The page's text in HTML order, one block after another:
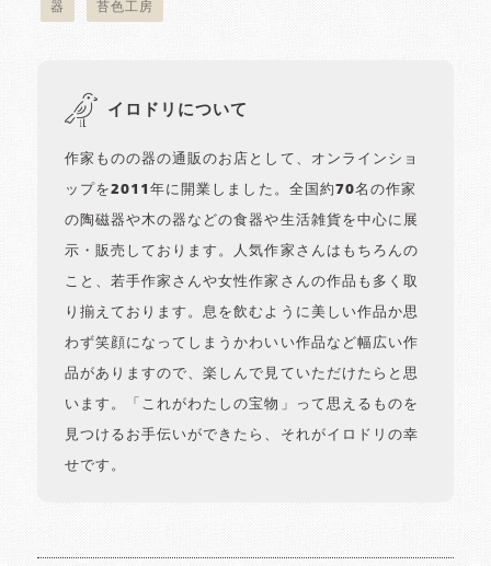
器 苔色工房
イロドリについて
作家ものの器の通販のお店として、オンラインショ
ップを2011年に開業しました。全国約70名の作家
の陶磁器や木の器などの食器や生活雑貨を中心に展
示・販売しております。人気作家さんはもちろんの
こと、若手作家さんや女性作家さんの作品も多く取
り揃えております。息を飲むように美しい作品か思
わず笑顔になってしまうかわいい作品など幅広い作
品がありますので、楽しんで見ていただけたらと思
います。「これがわたしの宝物」って思えるものを
見つけるお手伝いができたら、それがイロドリの幸
せです。